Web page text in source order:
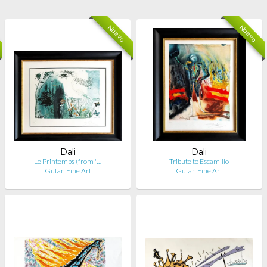
Nuevo
Dali
Le Printemps (from '…
Gutan Fine Art
Nuevo
Dali
Tribute to Escamillo
Gutan Fine Art